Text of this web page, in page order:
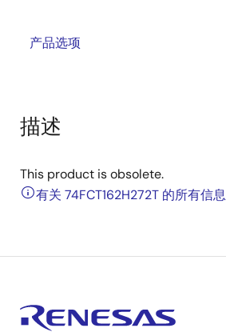
产品选项
描述
This product is obsolete.
有关 74FCT162H272T 的所有信息